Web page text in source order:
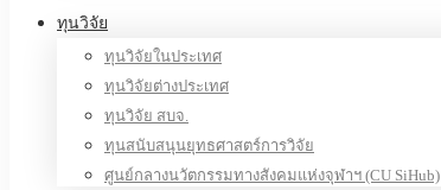
ทุนวิจัย
ทุนวิจัยในประเทศ
ทุนวิจัยต่างประเทศ
ทุนวิจัย สบจ.
ทุนสนับสนุนยุทธศาสตร์การวิจัย
ศูนย์กลางนวัตกรรมทางสังคมแห่งจุฬาฯ (CU SiHub)